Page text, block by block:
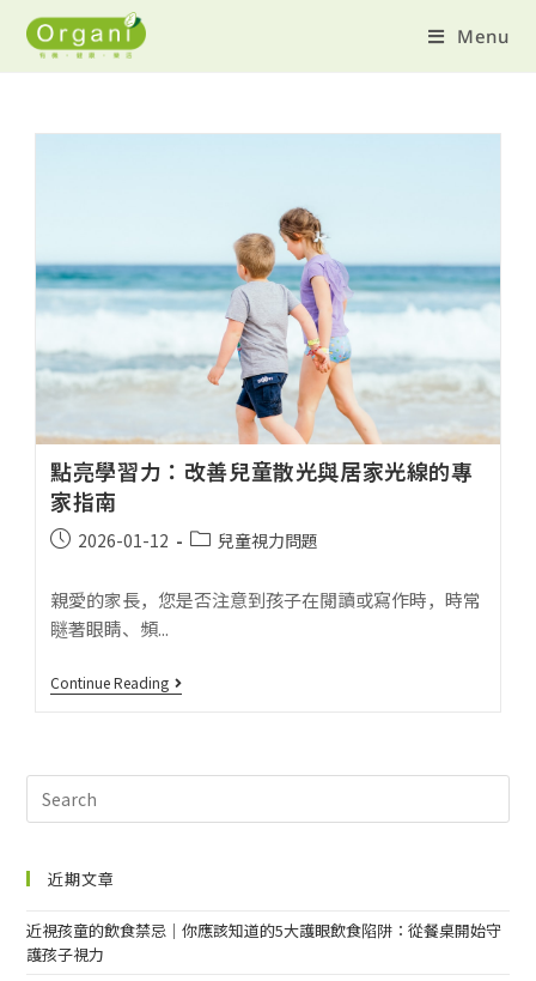
Menu
點亮學習力：改善兒童散光與居家光線的專
家指南
2026-01-12 兒童視力問題
親愛的家長，您是否注意到孩子在閱讀或寫作時，時常
瞇著眼睛、頻...
Continue Reading
近期文章
近視孩童的飲食禁忌｜你應該知道的5大護眼飲食陷阱：從餐桌開始守
護孩子視力